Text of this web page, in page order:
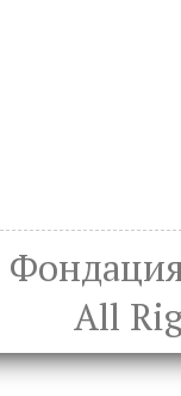
All